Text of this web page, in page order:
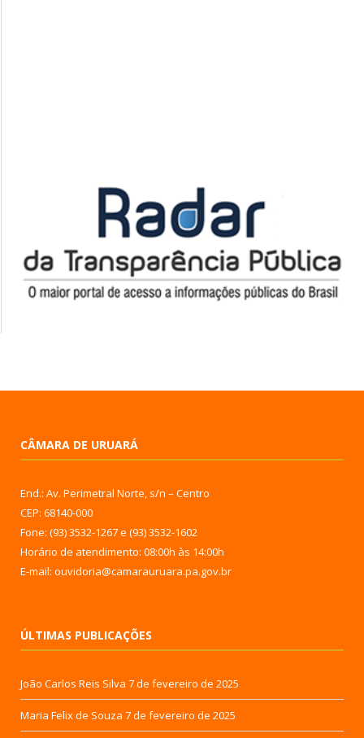
CÂMARA DE URUARÁ
End.: Av. Perimetral Norte, s/n – Centro
CEP: 68140-000
Fone: (93) 3532-1267 e (93) 3532-1602
Horário de atendimento: 08:00h às 14:00h
E-mail: ouvidoria@camarauruara.pa.gov.br
ÚLTIMAS PUBLICAÇÕES
João Carlos Reis Silva 7 de fevereiro de 2025
Maria Felix de Souza 7 de fevereiro de 2025